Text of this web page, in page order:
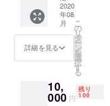
をお送
りさせ
て頂き
ます。
2020
年08
月
詳細を見る
こ
の
リ
タ
ー
ン
を
選
択
す
る
10,
000 円
残り
100